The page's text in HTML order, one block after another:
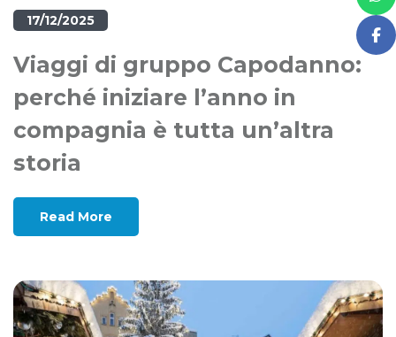
17/12/2025
Viaggi di gruppo Capodanno:
perché iniziare l’anno in
compagnia è tutta un’altra
storia
Read More